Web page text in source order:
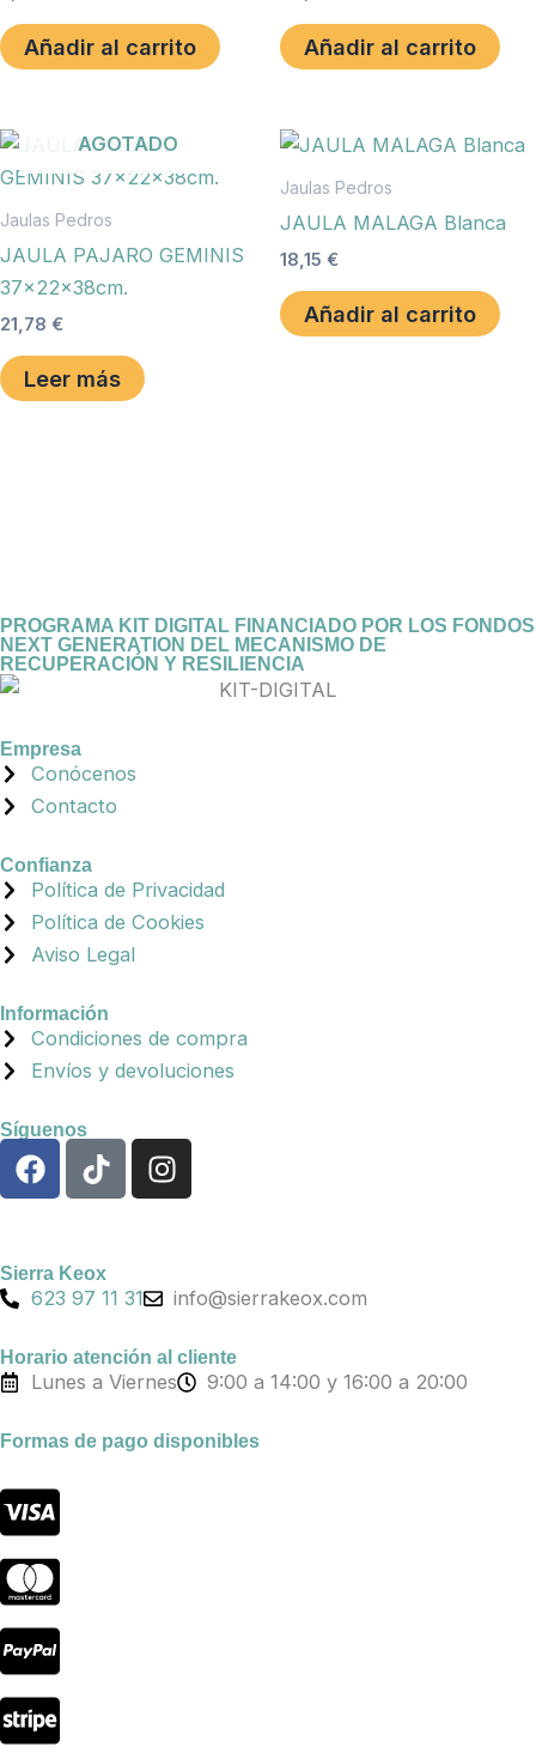
Añadir al carrito Añadir al carrito
AGOTADO
Jaulas Pedros
JAULA PAJARO GEMINIS
37x22x38cm.
21,78 €
Leer más
Jaulas Pedros
JAULA MALAGA Blanca
18,15 €
Añadir al carrito
PROGRAMA KIT DIGITAL FINANCIADO POR LOS FONDOS
NEXT GENERATION DEL MECANISMO DE
RECUPERACIÓN Y RESILIENCIA
Empresa
Conócenos
Contacto
Confianza
Política de Privacidad
Política de Cookies
Aviso Legal
Información
Condiciones de compra
Envíos y devoluciones
Síguenos
F
a
b
o
k
T
i
o
k
I
n
g
a
m
Sierra Keox
623 97 11 31 info@sierrakeox.com
Horario atención al cliente
Lunes a Viernes 9:00 a 14:00 y 16:00 a 20:00
Formas de pago disponibles